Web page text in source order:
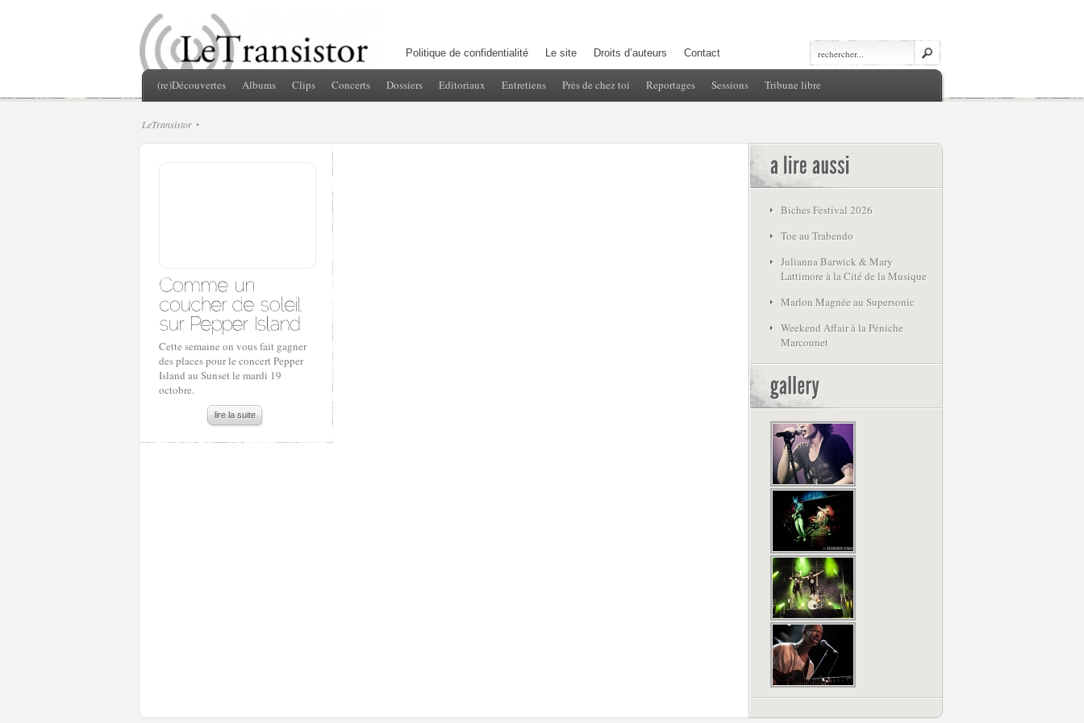
Politique de confidentialité Le site Droits d’auteurs Contact
(re)Découvertes Albums Clips Concerts Dossiers Editoriaux Entretiens Près de chez toi Reportages Sessions Tribune libre
LeTransistor
Cette semaine on vous fait gagner
des places pour le concert Pepper
Island au Sunset le mardi 19
octobre.
lire la suite
Biches Festival 2026
Toe au Trabendo
Julianna Barwick & Mary
Lattimore à la Cité de la Musique
Marlon Magnée au Supersonic
Weekend Affair à la Péniche
Marcounet